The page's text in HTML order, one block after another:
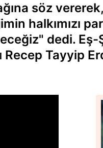
söz
halkımızı
dedi.
Tayyip